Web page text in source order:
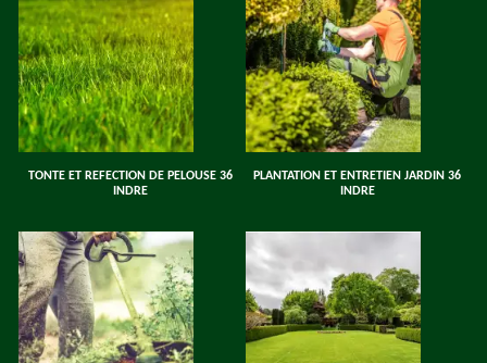
TONTE ET REFECTION DE PELOUSE 36
INDRE
PLANTATION ET ENTRETIEN JARDIN 36
INDRE